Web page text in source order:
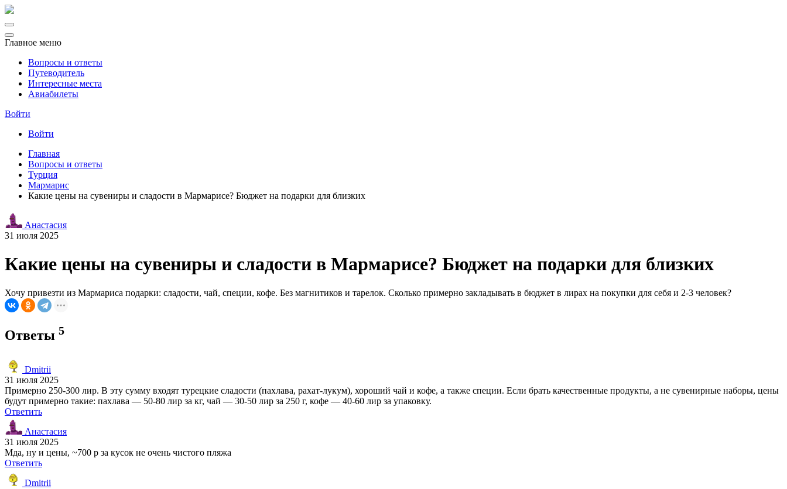
Главное меню
Вопросы и ответы
Путеводитель
Интересные места
Авиабилеты
Войти
Войти
Главная
Вопросы и ответы
Турция
Мармарис
Какие цены на сувениры и сладости в Мармарисе? Бюджет на подарки для близких
Анастасия
31 июля 2025
Какие цены на сувениры и сладости в Мармарисе? Бюджет на подарки для близких
Хочу привезти из Мармариса подарки: сладости, чай, специи, кофе. Без магнитиков и тарелок. Сколько примерно закладывать в бюджет в лирах на покупки для себя и 2-3 человек?
Ответы 5
Dmitrii
31 июля 2025
Примерно 250-300 лир. В эту сумму входят турецкие сладости (пахлава, рахат-лукум), хороший чай и кофе, а также специи. Если брать качественные продукты, а не сувенирные наборы, цены
будут примерно такие: пахлава — 50-80 лир за кг, чай — 30-50 лир за 250 г, кофе — 40-60 лир за упаковку.
Ответить
Анастасия
31 июля 2025
Мда, ну и цены, ~700 р за кусок не очень чистого пляжа
Ответить
Dmitrii